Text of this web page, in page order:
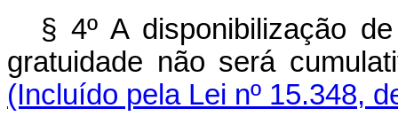
§ 4º A disponibilização
gratuidade não será
(Incluído pela Lei nº 15.348,